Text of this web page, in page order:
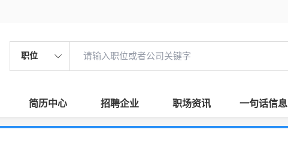
职位
简历中心 招聘企业 职场资讯 一句话信息